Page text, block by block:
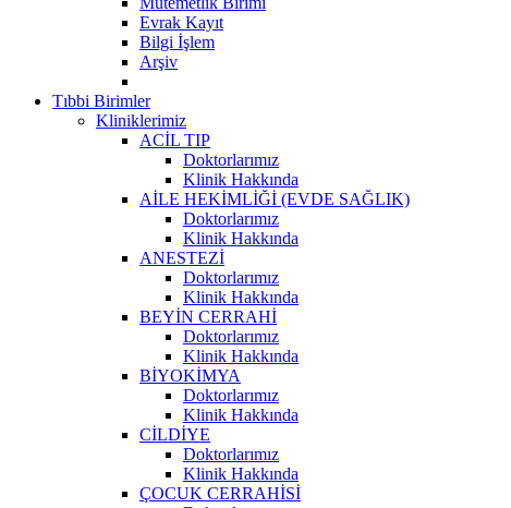
Evrak Kayıt
Bilgi İşlem
Arşiv
Tıbbi Birimler
Kliniklerimiz
ACİL TIP
Doktorlarımız
Klinik Hakkında
AİLE HEKİMLİĞİ (EVDE SAĞLIK)
Doktorlarımız
Klinik Hakkında
ANESTEZİ
Doktorlarımız
Klinik Hakkında
BEYİN CERRAHİ
Doktorlarımız
Klinik Hakkında
BİYOKİMYA
Doktorlarımız
Klinik Hakkında
CİLDİYE
Doktorlarımız
Klinik Hakkında
ÇOCUK CERRAHİSİ